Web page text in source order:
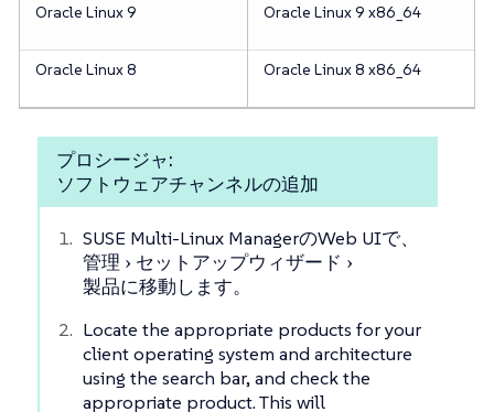
Oracle Linux 9 Oracle Linux 9 x86_64
Oracle Linux 8 Oracle Linux 8 x86_64
プロシージャ:
ソフトウェアチャンネルの追加
SUSE Multi-Linux ManagerのWeb UIで、
管理
セットアップウィザード
製品に移動します。
Locate the appropriate products for your
client operating system and architecture
using the search bar, and check the
appropriate product. This will